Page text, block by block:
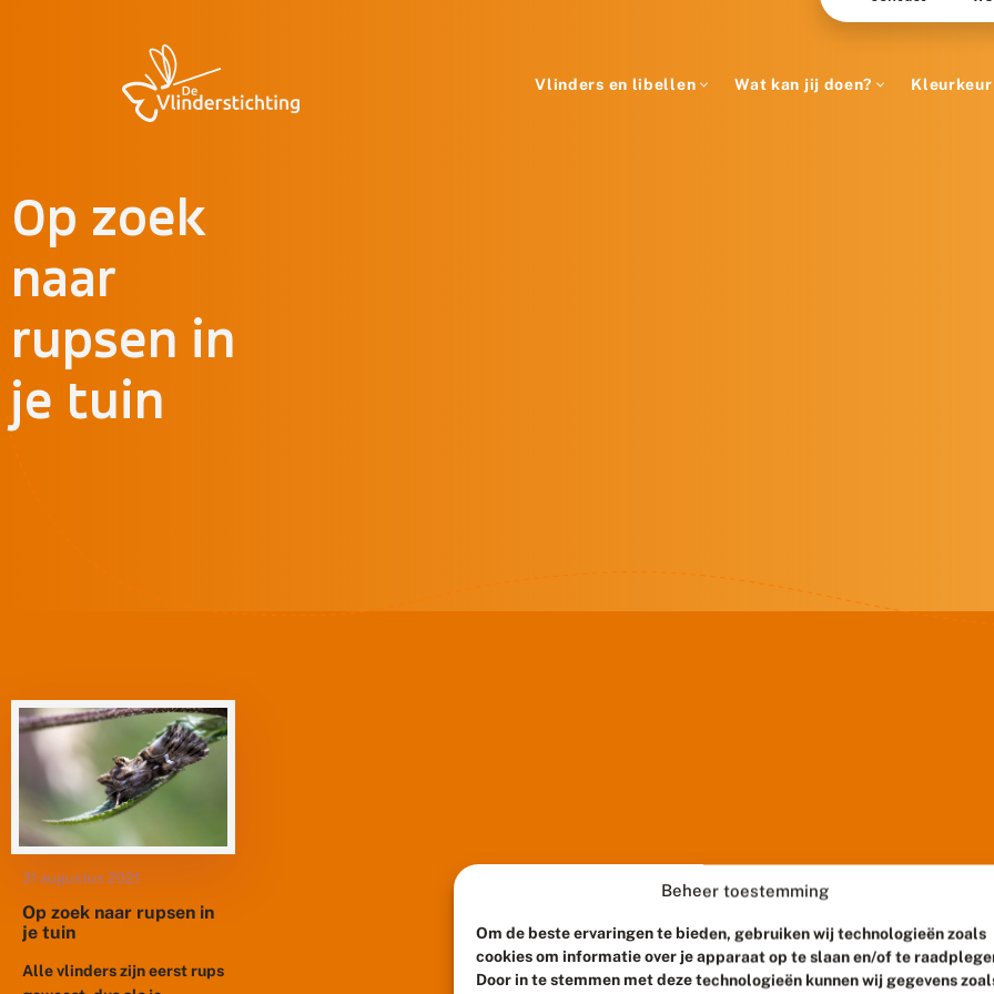
Beheer toestemming
Om de beste ervaringen te bieden, gebruiken wij technologieën zoals
cookies om informatie over je apparaat op te slaan en/of te
Door in te stemmen met deze technologieën kunnen wij gegevens
Vlinders en libellen Wat kan jij doen? Kleurkeur
Op zoek
naar
rupsen in
je tuin
31 augustus 2021
Op zoek naar rupsen in
je tuin
Alle vlinders zijn eerst rups